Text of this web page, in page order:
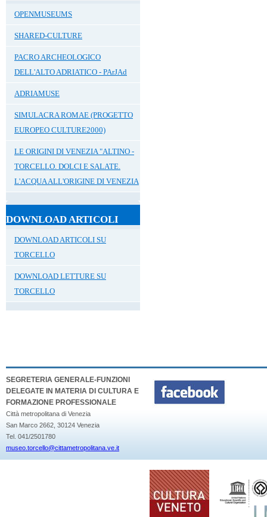
OPENMUSEUMS
SHARED-CULTURE
PACRO ARCHEOLOGICO
DELL'ALTO ADRIATICO - PArJAd
ADRIAMUSE
SIMULACRA ROMAE (PROGETTO
EUROPEO CULTURE2000)
LE ORIGINI DI VENEZIA "ALTINO -
TORCELLO. DOLCI E SALATE.
L'ACQUA ALL'ORIGINE DI VENEZIA
DOWNLOAD ARTICOLI
DOWNLOAD ARTICOLI SU
TORCELLO
DOWNLOAD LETTURE SU
TORCELLO
SEGRETERIA GENERALE-FUNZIONI
DELEGATE IN MATERIA DI CULTURA E
FORMAZIONE PROFESSIONALE
Città metropolitana di Venezia
San Marco 2662, 30124 Venezia
Tel. 041/2501780
museo.torcello@cittametropolitana.ve.it